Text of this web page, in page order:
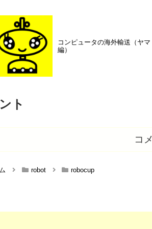
コンピュータの海外輸送（ヤ
編）
ト
コ
robot robocup